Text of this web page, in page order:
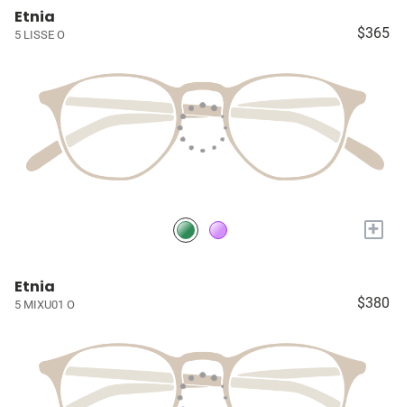
Etnia
5 LISSE O $365
+
Etnia
5 MIXU01 O $380